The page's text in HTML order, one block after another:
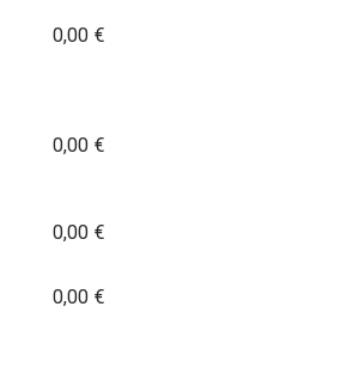
0,00 €
0,00 €
0,00 €
0,00 €